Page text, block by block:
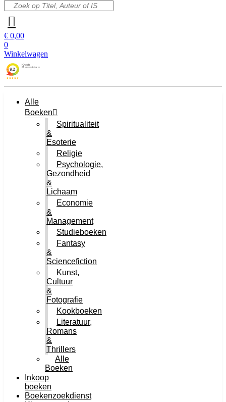
€ 0,00
0
Winkelwagen
Alle
Boeken
Spiritualiteit
&
Esoterie
Religie
Psychologie,
Gezondheid
&
Lichaam
Economie
&
Management
Studieboeken
Fantasy
&
Sciencefiction
Kunst,
Cultuur
&
Fotografie
Kookboeken
Literatuur,
Romans
&
Thrillers
Alle
Boeken
Inkoop
boeken
Boekenzoekdienst